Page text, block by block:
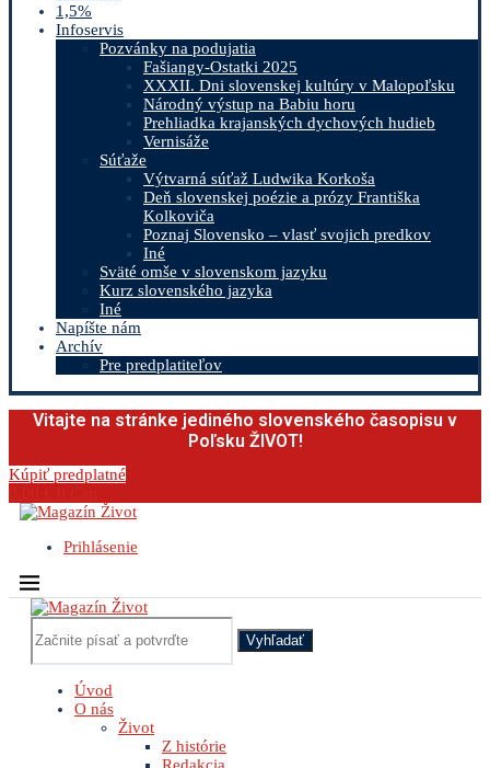
1,5%
Infoservis
Pozvánky na podujatia
Fašiangy-Ostatki 2025
XXXII. Dni slovenskej kultúry v Malopoľsku
Národný výstup na Babiu horu
Prehliadka krajanských dychových hudieb
Vernisáže
Súťaže
Výtvarná súťaž Ludwika Korkoša
Deň slovenskej poézie a prózy Františka
Kolkoviča
Poznaj Slovensko – vlasť svojich predkov
Iné
Sväté omše v slovenskom jazyku
Kurz slovenského jazyka
Iné
Napíšte nám
Archív
Pre predplatiteľov
Vitajte na stránke jediného slovenského časopisu v
Poľsku ŽIVOT!
Kúpiť predplatné
Prihlásenie
Vyhľadať
Úvod
O nás
Život
Z histórie